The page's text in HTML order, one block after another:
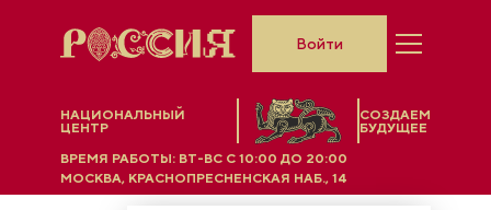
НАЦИОНАЛЬНЫЙ
ЦЕНТР
СОЗДАЕМ
БУДУЩЕЕ
ВРЕМЯ РАБОТЫ: ВТ-ВС C 10:00 ДО 20:00
МОСКВА, КРАСНОПРЕСНЕНСКАЯ НАБ., 14
Войти